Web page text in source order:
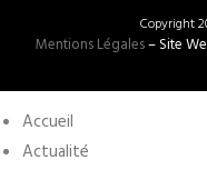
Copyright
Mentions Légales– Site
Accueil
Actualité